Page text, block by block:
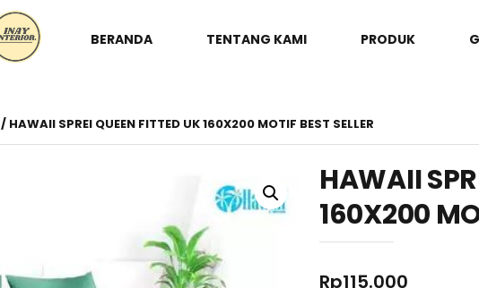
BERANDA TENTANG KAMI PRODUK
/ HAWAII SPREI QUEEN FITTED UK 160X200 MOTIF BEST SELLER
HAWAII
160X200
Rp115.000